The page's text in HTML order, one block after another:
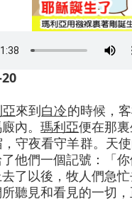
來到白冷的時候，
內。瑪利亞便在那
守夜看守羊群。天
他們一個記號：「
了以後，牧人們急
聽見和看見的一切